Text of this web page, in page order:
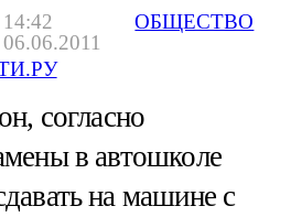
14:42
06.06.2011
ОБЩЕСТВО
согласно
в автошколе
на машине с